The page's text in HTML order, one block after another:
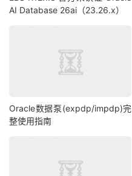
AI Database 26ai（23.26.x）
Oracle数据泵(expdp/impdp)完
整使用指南